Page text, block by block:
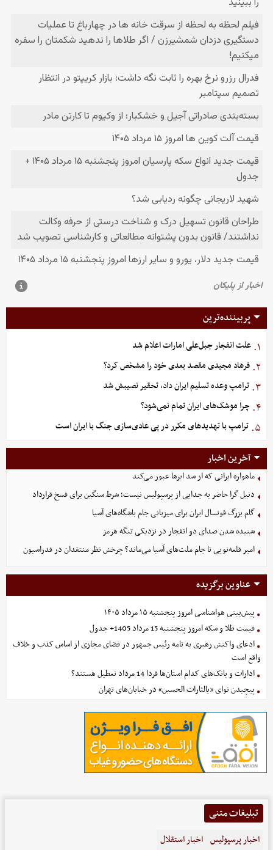
پربیننده‌ترین
۱. علت انفجار جبل‌علی امارات اعلام شد
۲. فرهاد مجیدی مقصد بعدی خود را مشخص کرد؟
۳. ترامپ وعده تسلیم ایران داد، تحقیر نصیبش شد
۴. چرا موشک‌های ایران تمام نمی‌شود؟
۵. ترامپ با تهدیدهای مکرر در پی عادی‌سازی جنگ با ایران است
آخرین اخبار
ماهواره ایرانی که از سد ابرها عبور می‌کند
دنیل گرا حاضر به جدایی از پرسپولیس نیست؛ شرط سنگین برای فسخ قرارداد
گام بزرگ فوتسال ایران برای میزبانی جام باشگاه‌های آسیا
شنیده شدن صدای دو انفجار در نزدیکی تنگه هرمز
امیر قلعه‌نویی تا جام ملت‌های آسیا می‌ماند؟ چرخش نظر منتقدان در فدراسیون
عناوین برگزیده
پیش‌بینی هواشناسی امروز پنجشنبه ۱۵ مرداد ۱۴۰۵
قیمت طلا و سکه امروز پنجشنبه 15 مرداد 1405+ جدول
ادعای واکنش رهبری به نامه رئیس جمهور در فضای مجازی از اساس کذب و خلاف
واقع است
ادارات و بانک‌های کدام استان‌ها فردا 14 مرداد تعطیل هستند؟
پیچیدن نوای «یالثارات الحسین» در خیابان‌های تهران
تبلیغات متنی
اخبار پرسپولیس اخبار استقلال